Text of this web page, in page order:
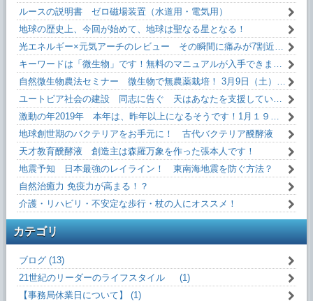
ルースの説明書 ゼロ磁場装置（水道用・電気用）
地球の歴史上、今回が始めて、地球は聖なる星となる！
ユートピア社会の建設 同志に告ぐ 天はあなたを支援しています！
地球創世期のバクテリアをお手元に！ 古代バクテリア醗酵液
天才教育醗酵液 創造主は森羅万象を作った張本人です！
地震予知 日本最強のレイライン！ 東南海地震を防ぐ方法？
自然治癒力 免疫力が高まる！？
介護・リハビリ・不安定な歩行・杖の人にオススメ！
カテゴリ
ブログ (13)
21世紀のリーダーのライフスタイル (1)
【事務局休業日について】 (1)